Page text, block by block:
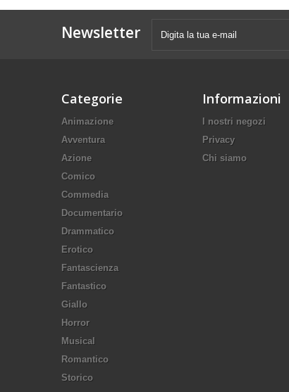
Newsletter
Categorie
Animazione
Avventura
Azione
Comico
Commedia
Documentario
Drammatico
Erotico
Fantascienza
Fantastico
Giallo
Horror
Musical
Romantico
Storico
Informazioni
I nostri negozi
Privacy
Chi siamo